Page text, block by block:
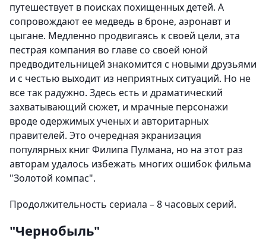
путешествует в поисках похищенных детей. А
сопровождают ее медведь в броне, аэронавт и
цыгане. Медленно продвигаясь к своей цели, эта
пестрая компания во главе со своей юной
предводительницей знакомится с новыми друзьями
и с честью выходит из неприятных ситуаций. Но не
все так радужно. Здесь есть и драматический
захватывающий сюжет, и мрачные персонажи
вроде одержимых ученых и авторитарных
правителей. Это очередная экранизация
популярных книг Филипа Пулмана, но на этот раз
авторам удалось избежать многих ошибок фильма
"Золотой компас".
Продолжительность сериала – 8 часовых серий.
"Чернобыль"